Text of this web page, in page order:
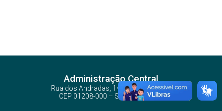
Administração Central
Rua dos Andradas, 140 - Santa Ifigênia
CEP 01208-000 – São Paulo – SP